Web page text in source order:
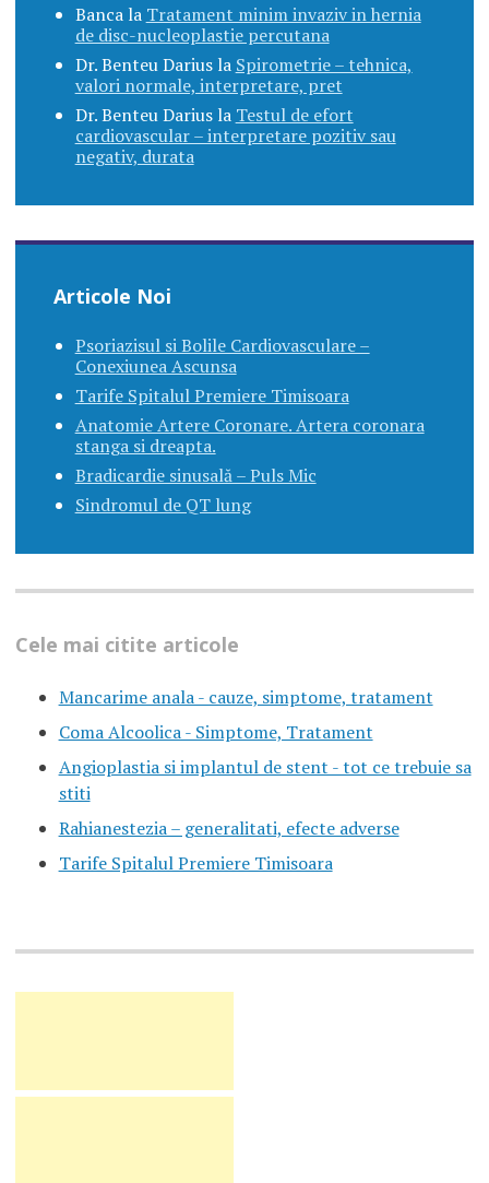
Bancala Tratament minim invaziv in hernia
de disc-nucleoplastie percutana
Dr. Benteu Dariusla Spirometrie – tehnica,
valori normale, interpretare, pret
Dr. Benteu Dariusla Testul de efort
cardiovascular – interpretare pozitiv sau
negativ, durata
Articole Noi
Psoriazisul si Bolile Cardiovasculare –
Conexiunea Ascunsa
Tarife Spitalul Premiere Timisoara
Anatomie Artere Coronare. Artera coronara
stanga si dreapta.
Bradicardie sinusală – Puls Mic
Sindromul de QT lung
Cele mai citite articole
Mancarime anala - cauze, simptome, tratament
Coma Alcoolica - Simptome, Tratament
Angioplastia si implantul de stent - tot ce trebuie sa
stiti
Rahianestezia – generalitati, efecte adverse
Tarife Spitalul Premiere Timisoara